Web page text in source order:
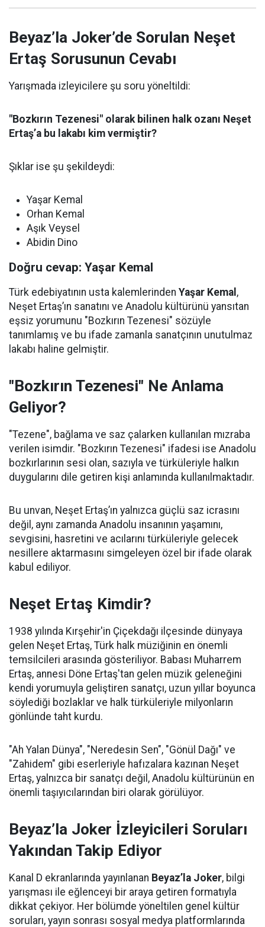
Beyaz’la Joker’de Sorulan Neşet
Ertaş Sorusunun Cevabı
Yarışmada izleyicilere şu soru yöneltildi:
"Bozkırın Tezenesi" olarak bilinen halk ozanı Neşet
Ertaş’a bu lakabı kim vermiştir?
Şıklar ise şu şekildeydi:
Yaşar Kemal
Orhan Kemal
Aşık Veysel
Abidin Dino
Doğru cevap: Yaşar Kemal
Türk edebiyatının usta kalemlerinden Yaşar Kemal ,
Neşet Ertaş’ın sanatını ve Anadolu kültürünü yansıtan
eşsiz yorumunu "Bozkırın Tezenesi" sözüyle
tanımlamış ve bu ifade zamanla sanatçının unutulmaz
lakabı haline gelmiştir.
"Bozkırın Tezenesi" Ne Anlama
Geliyor?
"Tezene", bağlama ve saz çalarken kullanılan mızraba
verilen isimdir. "Bozkırın Tezenesi" ifadesi ise Anadolu
bozkırlarının sesi olan, sazıyla ve türküleriyle halkın
duygularını dile getiren kişi anlamında kullanılmaktadır.
Bu unvan, Neşet Ertaş’ın yalnızca güçlü saz icrasını
değil, aynı zamanda Anadolu insanının yaşamını,
sevgisini, hasretini ve acılarını türküleriyle gelecek
nesillere aktarmasını simgeleyen özel bir ifade olarak
kabul ediliyor.
Neşet Ertaş Kimdir?
1938 yılında Kırşehir'in Çiçekdağı ilçesinde dünyaya
gelen Neşet Ertaş, Türk halk müziğinin en önemli
temsilcileri arasında gösteriliyor. Babası Muharrem
Ertaş, annesi Döne Ertaş'tan gelen müzik geleneğini
kendi yorumuyla geliştiren sanatçı, uzun yıllar boyunca
söylediği bozlaklar ve halk türküleriyle milyonların
gönlünde taht kurdu.
"Ah Yalan Dünya", "Neredesin Sen", "Gönül Dağı" ve
"Zahidem" gibi eserleriyle hafızalara kazınan Neşet
Ertaş, yalnızca bir sanatçı değil, Anadolu kültürünün en
önemli taşıyıcılarından biri olarak görülüyor.
Beyaz’la Joker İzleyicileri Soruları
Yakından Takip Ediyor
Kanal D ekranlarında yayınlanan Beyaz’la Joker, bilgi
yarışması ile eğlenceyi bir araya getiren formatıyla
dikkat çekiyor. Her bölümde yöneltilen genel kültür
soruları, yayın sonrası sosyal medya platformlarında